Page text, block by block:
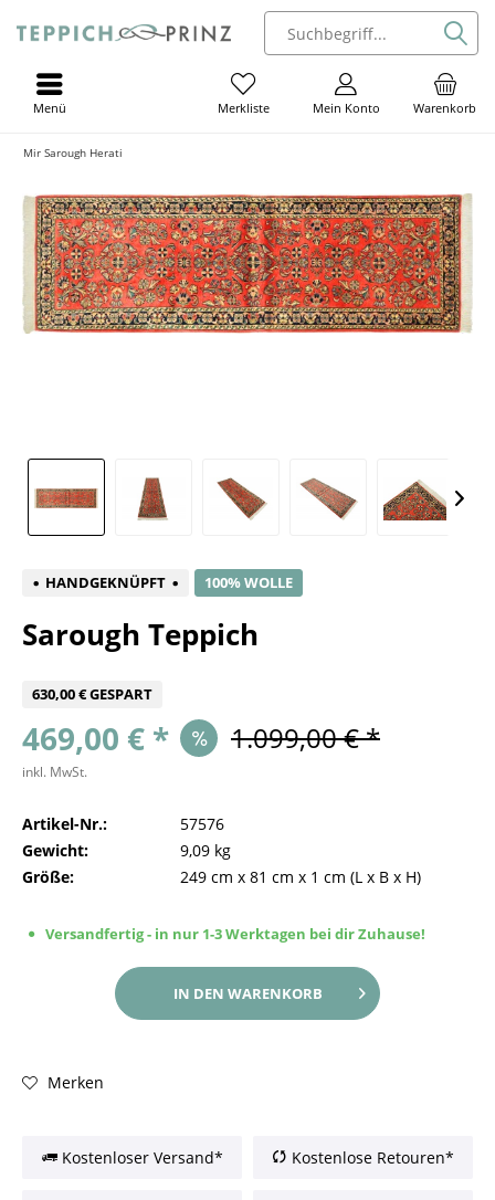
Warenkorb
Mein Konto
Merkliste
Menü
Mir Sarough Herati
HANDGEKNÜPFT 100% WOLLE
Sarough Teppich
630,00 € GESPART
469,00 € * 1.099,00 € *
inkl. MwSt.
Artikel-Nr.:
57576
Gewicht:
9,09 kg
Größe:
249 cm x 81 cm x 1 cm (L x B x H)
Versandfertig - in nur 1-3 Werktagen bei dir Zuhause!
IN DEN WARENKORB
Merken
Kostenloser Versand* Kostenlose Retouren*